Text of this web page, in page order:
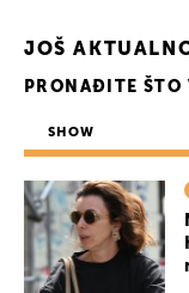
JOŠ
PRONAĐITE ŠTO
SHOW